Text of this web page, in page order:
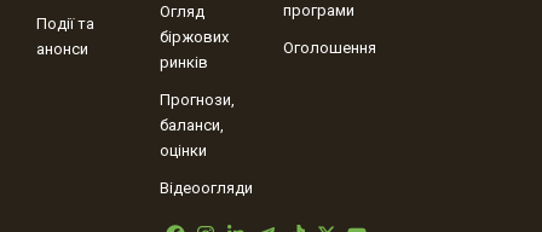
Події та
анонси
Огляд
біржових
ринків
Прогнози,
баланси,
оцінки
Відеоогляди
програми
Оголошення